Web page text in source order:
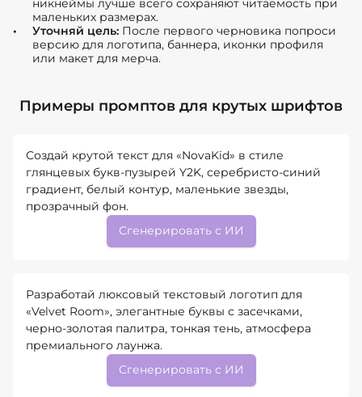
маленьких размерах.
Уточняй цель: После первого черновика попроси
версию для логотипа, баннера, иконки профиля
или макет для мерча.
Примеры промптов для крутых шрифтов
Создай крутой текст для «NovaKid» в стиле
глянцевых букв-пузырей Y2K, серебристо-синий
градиент, белый контур, маленькие звезды,
прозрачный фон.
Сгенерировать с ИИ
Разработай люксовый текстовый логотип для
«Velvet Room», элегантные буквы с засечками,
черно-золотая палитра, тонкая тень, атмосфера
премиального лаунжа.
Сгенерировать с ИИ